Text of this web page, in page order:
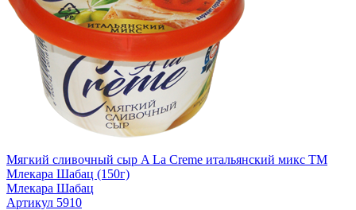
Мягкий сливочный сыр A La Creme итальянский микс TM
Млекара Шабац (150г)
Млекара Шабац
Артикул 5910